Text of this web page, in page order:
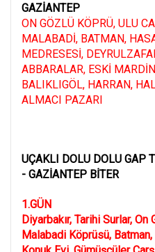
GAZİANTEP
ON GÖZLÜ KÖPRÜ, ULU
MALABADİ, BATMAN,
MEDRESESİ,
ABBARALAR, ESKİ
BALIKLIGÖL, HARRAN,
ALMACI PAZARI
UÇAKLI DOLU DOLU GAP
- GAZİANTEP BİTER
1.GÜN
Diyarbakır, Tarihi Surlar,
Malabadi Köprüsü,